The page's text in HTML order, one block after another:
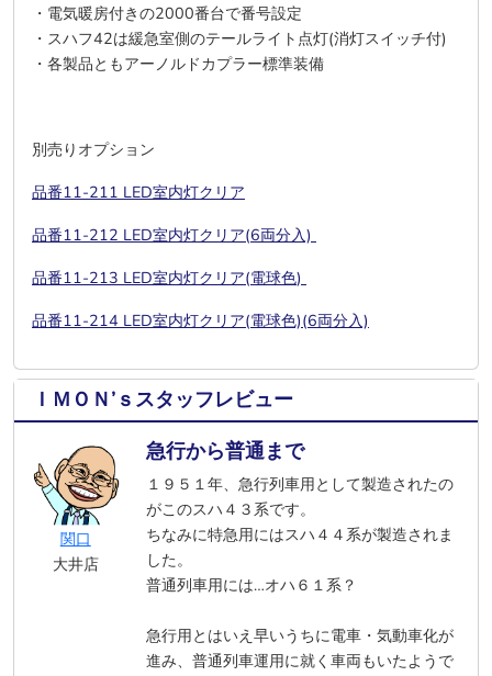
・電気暖房付きの2000番台で番号設定
・スハフ42は緩急室側のテールライト点灯(消灯スイッチ付)
・各製品ともアーノルドカプラー標準装備
別売りオプション
品番11-211 LED室内灯クリア
品番11-212 LED室内灯クリア(6両分入)
品番11-213 LED室内灯クリア(電球色)
品番11-214 LED室内灯クリア(電球色)(6両分入)
ＩＭＯＮ’ｓスタッフレビュー
関口
大井店
急行から普通まで
１９５１年、急行列車用として製造されたの
がこのスハ４３系です。
ちなみに特急用にはスハ４４系が製造されま
した。
普通列車用には…オハ６１系？
急行用とはいえ早いうちに電車・気動車化が
進み、普通列車運用に就く車両もいたようで